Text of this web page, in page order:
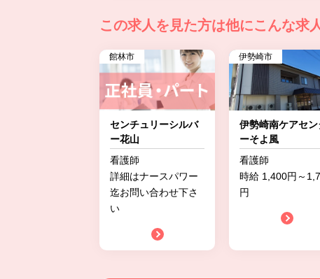
この求人を見た方は他にこんな求
館林市
センチュリーシルバ
ー花山
看護師
詳細はナースパワー
迄お問い合わせ下さ
い
伊勢崎市
伊勢崎南ケアセン
ーそよ風
看護師
時給 1,400円～
円